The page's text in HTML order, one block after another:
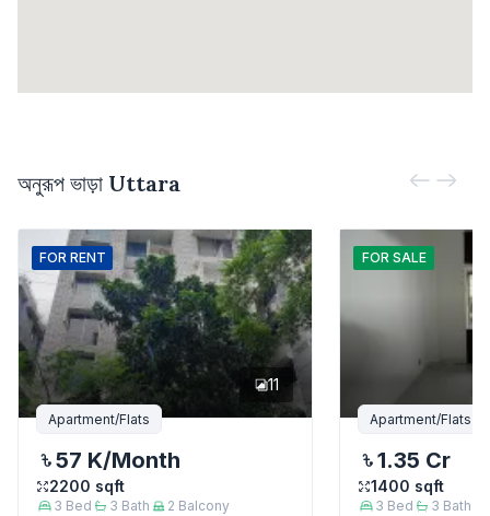
অনুরূপ ভাড়া Uttara
FOR RENT
11
Apartment/Flats
57 K/Month
2200 sqft
3 Bed 3 Bath 2 Balcony
FOR SALE
Apartment/Flats
1.35 Cr
1400 sqft
3 Bed 3 Bath